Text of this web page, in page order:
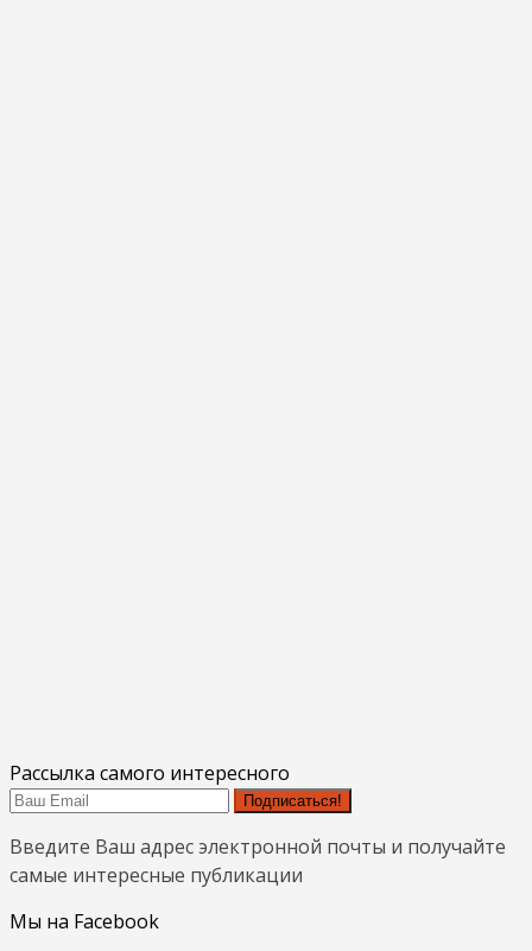
Рассылка самого интересного
Подписаться!
Введите Ваш адрес электронной почты и получайте
самые интересные публикации
Мы на Facebook